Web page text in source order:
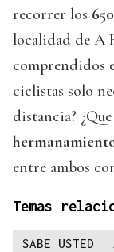
recorrer los
localidad de A
comprendidos
ciclistas solo
distancia?
entre ambos
Temas
SABE USTED